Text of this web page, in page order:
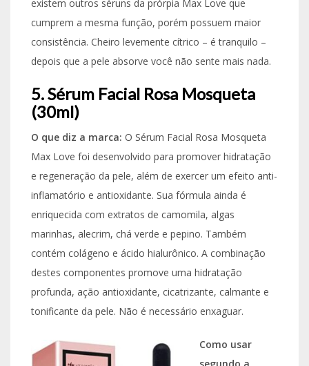
existem outros séruns da prórpia Max Love que
cumprem a mesma função, porém possuem maior
consistência. Cheiro levemente cítrico – é tranquilo –
depois que a pele absorve você não sente mais nada.
5. Sérum Facial Rosa Mosqueta
(30ml)
O que diz a marca: O Sérum Facial Rosa Mosqueta
Max Love foi desenvolvido para promover hidratação
e regeneração da pele, além de exercer um efeito anti-
inflamatório e antioxidante. Sua fórmula ainda é
enriquecida com extratos de camomila, algas
marinhas, alecrim, chá verde e pepino. Também
contém colágeno e ácido hialurônico. A combinação
destes componentes promove uma hidratação
profunda, ação antioxidante, cicatrizante, calmante e
tonificante da pele. Não é necessário enxaguar.
Como usar